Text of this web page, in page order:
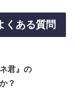
くある質問
君』の
？